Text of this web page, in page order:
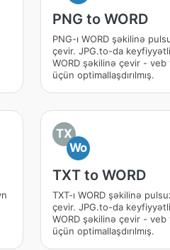
PNG to WORD
PNG-ı WORD şəkilinə
çevir. JPG.to-da
WORD şəkilinə çevir - veb
üçün optimallaşdırılmış.
TX
Wo
TXT to WORD
TXT-ı WORD şəkilinə
çevir. JPG.to-da
WORD şəkilinə çevir - veb
üçün optimallaşdırılmış.